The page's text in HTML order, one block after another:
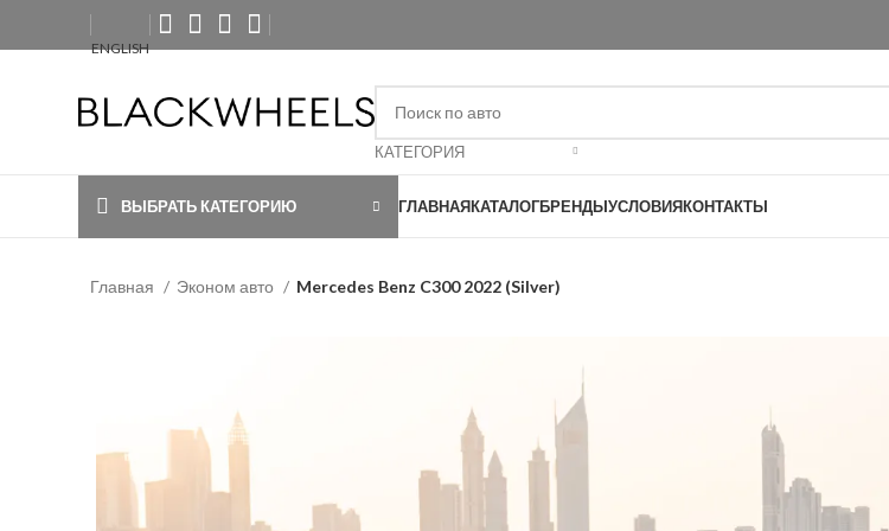
ENGLISH
КАТЕГОРИЯ
ВЫБРАТЬ КАТЕГОРИЮ ГЛАВНАЯКАТАЛОГБРЕНДЫУСЛОВИЯКОНТАКТЫ
Главная Эконом авто Mercedes Benz C300 2022 (Silver)